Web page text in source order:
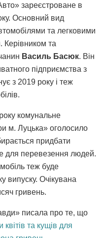
зареєстроване в
Основний вид
та легковими
Керівником та
Василь Басюк. Він
підприємства з
з 2019 року і теж
комунальне
м. Луцька» оголосило
придбати
для перевезення людей.
теж буде
випуску. Очікувана
гривень.
писала про те, що
та кущів для